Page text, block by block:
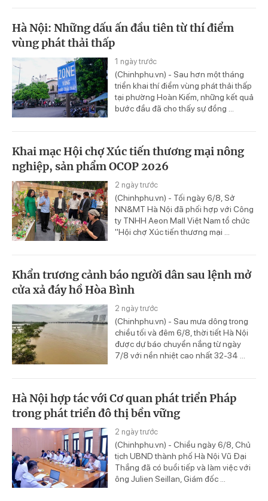
Hà Nội: Những dấu ấn đầu tiên từ thí điểm
vùng phát thải thấp
1 ngày trước
(Chinhphu.vn) - Sau hơn một tháng
triển khai thí điểm vùng phát thải thấp
tại phường Hoàn Kiếm, những kết quả
bước đầu đã cho thấy sự đồng ...
Khai mạc Hội chợ Xúc tiến thương mại nông
nghiệp, sản phẩm OCOP 2026
2 ngày trước
(Chinhphu.vn) - Tối ngày 6/8, Sở
NN&MT Hà Nội đã phối hợp với Công
ty TNHH Aeon Mall Việt Nam tổ chức
"Hội chợ Xúc tiến thương mại ...
Khẩn trương cảnh báo người dân sau lệnh mở
cửa xả đáy hồ Hòa Bình
2 ngày trước
(Chinhphu.vn) - Sau mưa dông trong
chiều tối và đêm 6/8, thời tiết Hà Nội
được dự báo chuyển nắng từ ngày
7/8 với nền nhiệt cao nhất 32-34 ...
Hà Nội hợp tác với Cơ quan phát triển Pháp
trong phát triển đô thị bền vững
2 ngày trước
(Chinhphu.vn) - Chiều ngày 6/8, Chủ
tịch UBND thành phố Hà Nội Vũ Đại
Thắng đã có buổi tiếp và làm việc với
ông Julien Seillan, Giám đốc ...